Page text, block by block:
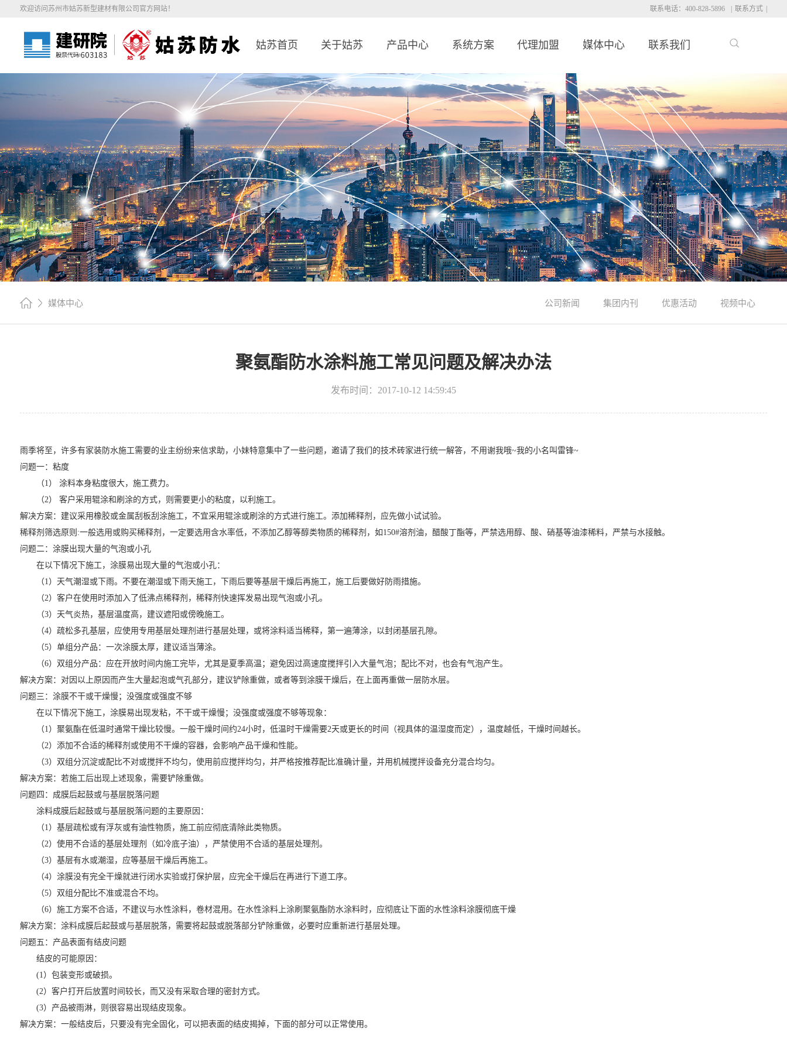
欢迎访问苏州市姑苏新型建材有限公司官方网站！ 联系电话：400-828-5896 联系方式
姑苏首页 关于姑苏 产品中心 系统方案 代理加盟 媒体中心 联系我们
媒体中心 公司新闻 集团内刊 优惠活动 视频中心
聚氨酯防水涂料施工常见问题及解决办法
发布时间：2017-10-12 14:59:45
雨季将至，许多有家装防水施工需要的业主纷纷来信求助，小妹特意集中了一些问题，邀请了我们的技术砖家进行统一解答，不用谢我哦~我的小名叫雷锋~
问题一：粘度
（1） 涂料本身粘度很大，施工费力。
（2） 客户采用辊涂和刷涂的方式，则需要更小的粘度，以利施工。
解决方案：建议采用橡胶或金属刮板刮涂施工，不宜采用辊涂或刷涂的方式进行施工。添加稀释剂，应先做小试试验。
稀释剂筛选原则:一般选用或购买稀释剂，一定要选用含水率低，不添加乙醇等醇类物质的稀释剂，如150#溶剂油，醋酸丁酯等，严禁选用醇、酸、硝基等油漆稀料，严禁与水接触。
问题二：涂膜出现大量的气泡或小孔
在以下情况下施工，涂膜易出现大量的气泡或小孔：
（1）天气潮湿或下雨。不要在潮湿或下雨天施工，下雨后要等基层干燥后再施工，施工后要做好防雨措施。
（2）客户在使用时添加入了低沸点稀释剂，稀释剂快速挥发易出现气泡或小孔。
（3）天气炎热，基层温度高，建议遮阳或傍晚施工。
（4）疏松多孔基层，应使用专用基层处理剂进行基层处理，或将涂料适当稀释，第一遍薄涂，以封闭基层孔隙。
（5）单组分产品：一次涂膜太厚，建议适当薄涂。
（6）双组分产品：应在开放时间内施工完毕，尤其是夏季高温；避免因过高速度搅拌引入大量气泡；配比不对，也会有气泡产生。
解决方案：对因以上原因而产生大量起泡或气孔部分，建议铲除重做，或者等到涂膜干燥后，在上面再重做一层防水层。
问题三：涂膜不干或干燥慢；没强度或强度不够
在以下情况下施工，涂膜易出现发粘，不干或干燥慢；没强度或强度不够等现象：
（1）聚氨酯在低温时通常干燥比较慢。一般干燥时间约24小时，低温时干燥需要2天或更长的时间（视具体的温湿度而定），温度越低，干燥时间越长。
（2）添加不合适的稀释剂或使用不干燥的容器，会影响产品干燥和性能。
（3）双组分沉淀或配比不对或搅拌不均匀，使用前应搅拌均匀，并严格按推荐配比准确计量，并用机械搅拌设备充分混合均匀。
解决方案：若施工后出现上述现象，需要铲除重做。
问题四：成膜后起鼓或与基层脱落问题
涂料成膜后起鼓或与基层脱落问题的主要原因：
（1）基层疏松或有浮灰或有油性物质，施工前应彻底清除此类物质。
（2）使用不合适的基层处理剂（如冷底子油），严禁使用不合适的基层处理剂。
（3）基层有水或潮湿，应等基层干燥后再施工。
（4）涂膜没有完全干燥就进行闭水实验或打保护层，应完全干燥后在再进行下道工序。
（5）双组分配比不准或混合不均。
（6）施工方案不合适，不建议与水性涂料，卷材混用。在水性涂料上涂刷聚氨酯防水涂料时，应彻底让下面的水性涂料涂膜彻底干燥
解决方案：涂料成膜后起鼓或与基层脱落，需要将起鼓或脱落部分铲除重做，必要时应重新进行基层处理。
问题五：产品表面有结皮问题
结皮的可能原因：
(1）包装变形或破损。
(2）客户打开后放置时间较长，而又没有采取合理的密封方式。
(3）产品被雨淋，则很容易出现结皮现象。
解决方案：一般结皮后，只要没有完全固化，可以把表面的结皮揭掉，下面的部分可以正常使用。